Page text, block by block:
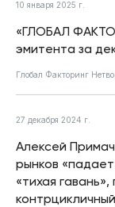
10 января 2025 г.
«ГЛОБАЛ
эмитента за
Глобал Факторинг
27 декабря 2024 г.
Алексей
рынков
«тихая